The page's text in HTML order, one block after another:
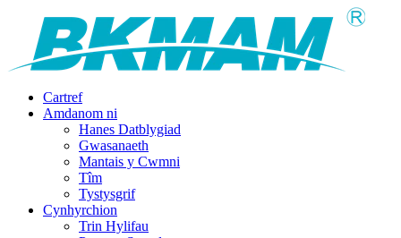
Cartref
Amdanom ni
Hanes Datblygiad
Gwasanaeth
Mantais y Cwmni
Tîm
Tystysgrif
Cynhyrchion
Trin Hylifau